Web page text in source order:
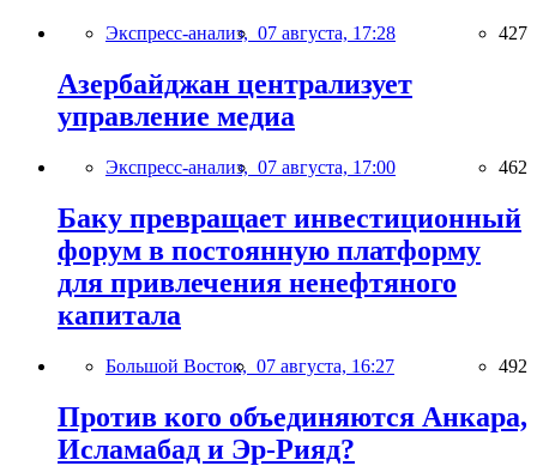
Экспресс-анализ, 07 августа, 17:28 427
Азербайджан централизует
управление медиа
Экспресс-анализ, 07 августа, 17:00 462
Баку превращает инвестиционный
форум в постоянную платформу
для привлечения ненефтяного
капитала
Большой Восток, 07 августа, 16:27 492
Против кого объединяются Анкара,
Исламабад и Эр-Рияд?